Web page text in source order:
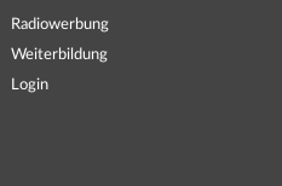
Radiowerbung
Weiterbildung
Login